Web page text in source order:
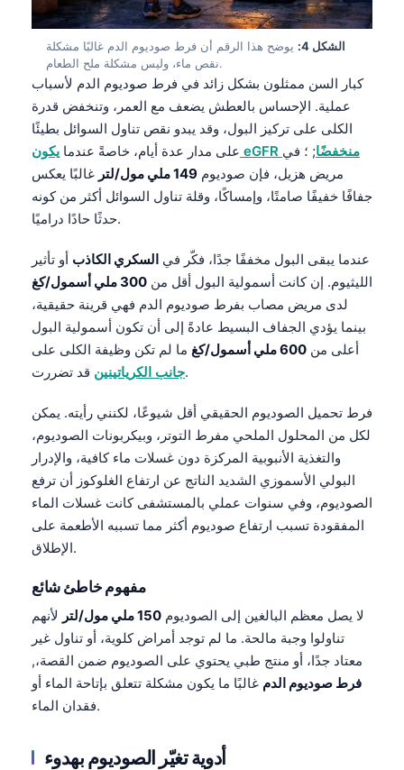
الشكل 4:
يوضح هذا الرقم أن فرط صوديوم الدم غالبًا مشكلة
نقص ماء، وليس مشكلة ملح الطعام.
كبار السن ممثلون بشكل زائد في فرط صوديوم الدم لأسباب
عملية. الإحساس بالعطش يضعف مع العمر، وتنخفض قدرة
الكلى على تركيز البول، وقد يبدو نقص تناول السوائل بطيئًا
على مدار عدة أيام، خاصةً عندما
يكون eGFR منخفضًا; ؛ في
مريض هزيل، فإن صوديوم 149 ملي مول/لتر
غالبًا يعكس
جفافًا خفيفًا صامتًا، وإمساكًا، وقلة تناول السوائل أكثر من كونه
حدثًا حادًا دراميًا.
عندما يبقى البول مخففًا جدًا، فكّر في السكري الكاذب أو تأثير
الليثيوم. إن كانت أسمولية البول أقل من 300 ملي أسمول/كغ
لدى مريض مصاب بفرط صوديوم الدم فهي قرينة حقيقية،
بينما يؤدي الجفاف البسيط عادةً إلى أن تكون أسمولية البول
أعلى من 600 ملي أسمول/كغ
ما لم تكن وظيفة الكلى على
جانب الكرياتينينقد تضررت.
فرط تحميل الصوديوم الحقيقي أقل شيوعًا، لكنني رأيته. يمكن
لكل من المحلول الملحي مفرط التوتر، وبيكربونات الصوديوم،
والتغذية الأنبوبية المركزة دون غسلات ماء كافية، والإدرار
البولي الأسموزي الشديد الناتج عن ارتفاع الغلوكوز أن ترفع
الصوديوم، وفي سنوات عملي بالمستشفى كانت غسلات الماء
المفقودة تسبب ارتفاع صوديوم أكثر مما تسببه الأطعمة على
الإطلاق.
مفهوم خاطئ شائع
لا يصل معظم البالغين إلى الصوديوم 150 ملي مول/لتر
لأنهم
تناولوا وجبة مالحة. ما لم توجد أمراض كلوية، أو تناول غير
معتاد جدًا، أو منتج طبي يحتوي على الصوديوم ضمن القصة،,
فرط صوديوم الدم غالبًا ما يكون مشكلة تتعلق بإتاحة الماء أو
فقدان الماء.
أدوية تغيّر الصوديوم بهدوء